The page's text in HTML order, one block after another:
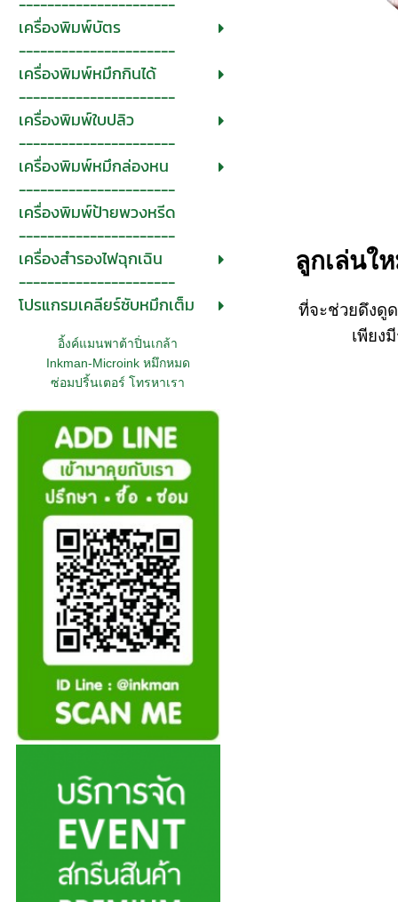
เครื่องพิมพ์บัตร
----------------------
เครื่องพิมพ์หมึกกินได้
----------------------
เครื่องพิมพ์ใบปลิว
----------------------
เครื่องพิมพ์หมึกล่องหน
----------------------
เครื่องพิมพ์ป้ายพวงหรีด
----------------------
เครื่องสำรองไฟฉุกเฉิน
----------------------
โปรแกรมเคลียร์ซับหมึกเต็ม
อิ้งค์แมนพาต้าปิ่นเกล้า
Inkman-Microink หมึกหมด
ซ่อมปริ้นเตอร์ โทรหาเรา
ลูกเล่นใ
ที่จะช่วยดึงดู
เพียง